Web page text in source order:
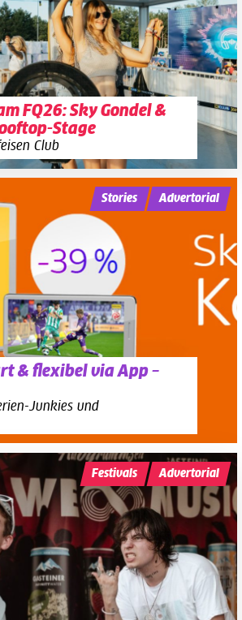
FQ26: Sky Gondel &
Stage
Club
& flexibel via App –
Junkies und
Stories Advertorial
Festivals Advertorial